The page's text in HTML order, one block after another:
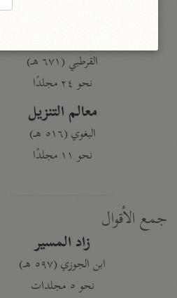
القرطبي (٦٧١ هـ)
نحو ٢٤ مجلدًا
معالم التنزيل
البغوي (٥١٦ هـ)
نحو ١١ مجلدًا
جمع الأقوال
زاد المسير
ابن الجوزي (٥٩٧ هـ)
نحو ٥ مجلدات